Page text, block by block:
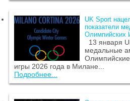
UK Sport
показатели
Олимпийских
13 января
медальные
игры 2026 года в Милане...
Подробнее...